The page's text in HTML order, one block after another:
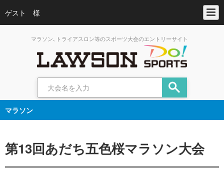
ゲスト 様
マラソン､トライアスロン等のスポーツ大会のエントリーサイト
マラソン
第13回あだち五色桜マラソン大会